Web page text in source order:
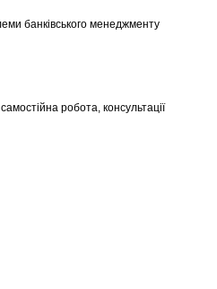
банківського менеджменту
робота, консультації